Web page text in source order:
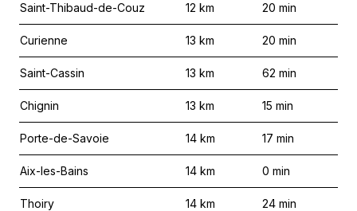
Saint-Thibaud-de-Couz 12 km 20 min
Curienne 13 km 20 min
Saint-Cassin 13 km 62 min
Chignin 13 km 15 min
Porte-de-Savoie 14 km 17 min
Aix-les-Bains 14 km 0 min
Thoiry 14 km 24 min